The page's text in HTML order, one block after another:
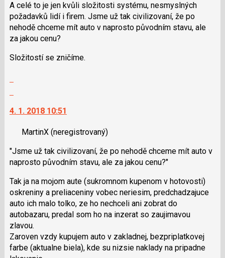
A celé to je jen kvůli složitosti systému, nesmyslných
požadavků lidí i firem. Jsme už tak civilizovaní, že po
nehodě chceme mít auto v naprosto původním stavu, ale
za jakou cenu?
Složitostí se zničíme.
další
názor.
navigaci
lze
použít
i
klávesy
N
pro
následující
a
P
4. 1. 2018 10:51
MartinX (neregistrovaný)
"Jsme už tak civilizovaní, že po nehodě chceme mít auto v
naprosto původním stavu, ale za jakou cenu?"
Tak ja na mojom aute (sukromnom kupenom v hotovosti)
oskreniny a preliaceniny vobec neriesim, predchadzajuce
auto ich malo tolko, ze ho nechceli ani zobrat do
autobazaru, predal som ho na inzerat so zaujimavou
zlavou.
Zaroven vzdy kupujem auto v zakladnej, bezpriplatkovej
farbe (aktualne biela), kde su nizsie naklady na pripadne